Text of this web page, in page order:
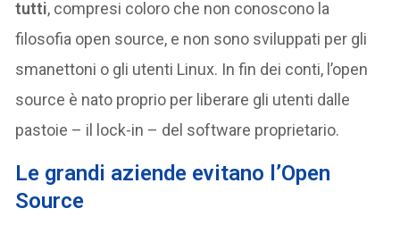
tutti, compresi coloro che non conoscono la
filosofia open source, e non sono sviluppati per gli
smanettoni o gli utenti Linux. In fin dei conti, l’open
source è nato proprio per liberare gli utenti dalle
pastoie – il lock-in – del software proprietario.
Le grandi aziende evitano l’Open
Source